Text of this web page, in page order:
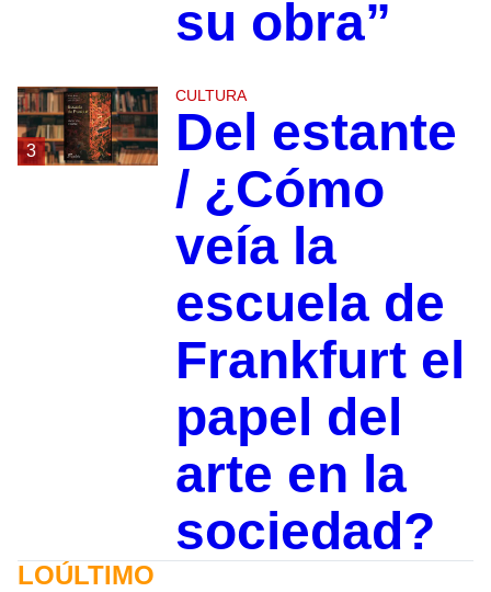
su obra”
3
CULTURA
Del estante
/ ¿Cómo
veía la
escuela de
Frankfurt el
papel del
arte en la
sociedad?
LOÚLTIMO